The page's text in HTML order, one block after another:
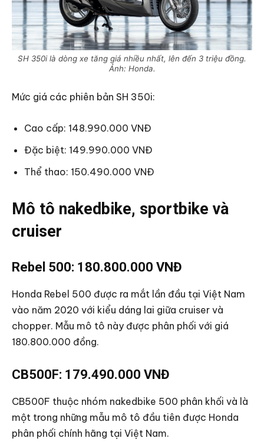
SH 350i là dòng xe tăng giá nhiều nhất, lên đến 3 triệu đồng.
Ảnh: Honda.
Mức giá các phiên bản SH 350i:
Cao cấp: 148.990.000 VNĐ
Đặc biệt: 149.990.000 VNĐ
Thể thao: 150.490.000 VNĐ
Mô tô nakedbike, sportbike và
cruiser
Rebel 500: 180.800.000 VNĐ
Honda Rebel 500 được ra mắt lần đầu tại Việt Nam
vào năm 2020 với kiểu dáng lai giữa cruiser và
chopper. Mẫu mô tô này được phân phối với giá
180.800.000 đồng.
CB500F: 179.490.000 VNĐ
CB500F thuộc nhóm nakedbike 500 phân khối và là
một trong những mẫu mô tô đầu tiên được Honda
phân phối chính hãng tại Việt Nam.